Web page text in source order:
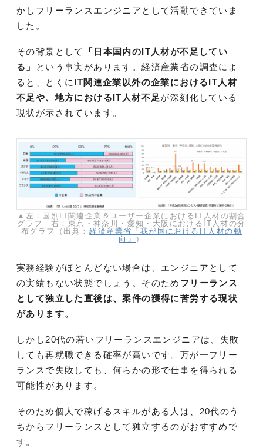
かしフリーランスエンジニアとして活動できていま
した。
その背景として
「日本国内のIT人材が不足してい
る」
という事実があります。経済産業省の調査によ
ると、とくに IT関連企業以外の企業におけるIT人材
不足や、地方におけるIT人材不足が深刻化している
現状が示されています。
▲左：国別IT関連企業＆ユーザー企業におけるIT人材の割合
グラフ 右：東京・神奈川・愛知・大阪におけるIT人材の分
布グラフ（出典： 経済産業省「我が国におけるIT人材の動
向」
）
実務経験がほとんどない場合は、エンジニアとして
の実績もない状態でしょう。そのため フリーランス
として独立した直後は、案件の獲得に苦労する現状
があります。
しかし20代の若いフリーランスエンジニアは、失敗
しても再就職できる確率が高いです。万が一フリー
ランスで失敗しても、何らかの形で仕事を得られる
可能性があります。
そのため個人で稼げるスキルがある人は、20代のう
ちからフリーランスとして独立するのがおすすめで
す。